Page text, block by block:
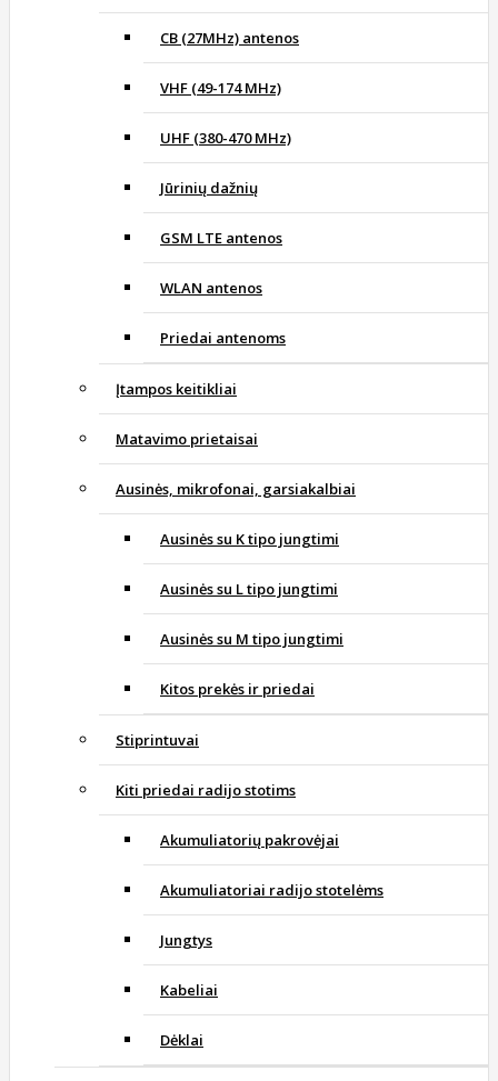
CB (27MHz) antenos
VHF (49-174 MHz)
UHF (380-470 MHz)
Jūrinių dažnių
GSM LTE antenos
WLAN antenos
Priedai antenoms
Įtampos keitikliai
Matavimo prietaisai
Ausinės, mikrofonai, garsiakalbiai
Ausinės su K tipo jungtimi
Ausinės su L tipo jungtimi
Ausinės su M tipo jungtimi
Kitos prekės ir priedai
Stiprintuvai
Kiti priedai radijo stotims
Akumuliatorių pakrovėjai
Akumuliatoriai radijo stotelėms
Jungtys
Kabeliai
Dėklai